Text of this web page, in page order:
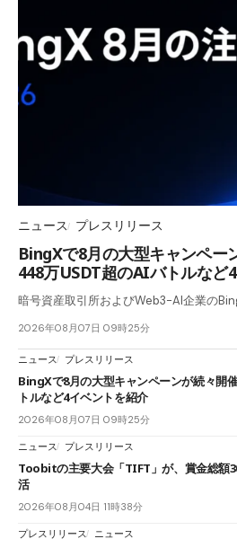
ニュース プレスリリース
BingXで8月の大型キャンペー
448万USDT超のAIバトルなど
暗号資産取引所およびWeb3-AI企業の
2026年08月07日 09時25分
ニュース プレスリリース
BingXで8月の大型キャンペーンが続々開
トルなど4イベントを紹介
2026年08月07日 09時25分
ニュース プレスリリース
Toobitの主要大会「TIFT」が、賞金総額
活
2026年08月04日 11時38分
プレスリリース ニュース